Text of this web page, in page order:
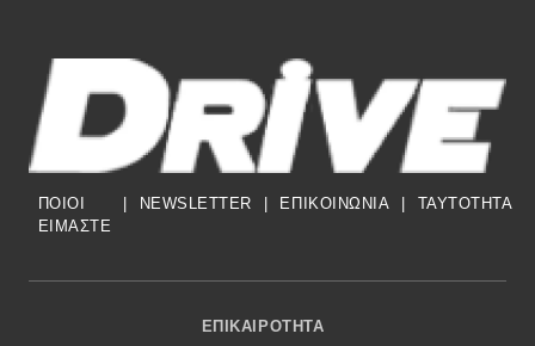
ΠΟΙΟΙ
ΕΙΜΑΣΤΕ
| NEWSLETTER | ΕΠΙΚΟΙΝΩΝΙΑ | TAYTOTHTA
Footer Menu
ΕΠΙΚΑΙΡΌΤΗΤΑ